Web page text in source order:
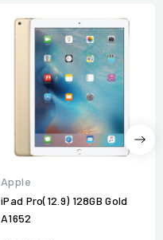
Apple
iPad Pro(12.9) 128GB Gold
A1652